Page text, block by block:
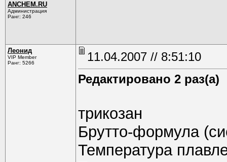
ANCHEM.RU
Администрация
Ранг: 246
Леонид
VIP Member
Ранг: 5266
11.04.2007 // 8:51:10
Редактировано 2 раз(а)
трикозан
Брутто-формула
Температура